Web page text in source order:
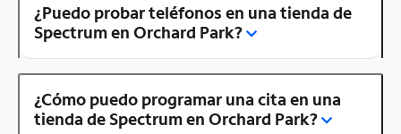
¿Puedo probar teléfonos en una tienda de
Spectrum en Orchard Park?
¿Cómo puedo programar una cita en una
tienda de Spectrum en Orchard Park?